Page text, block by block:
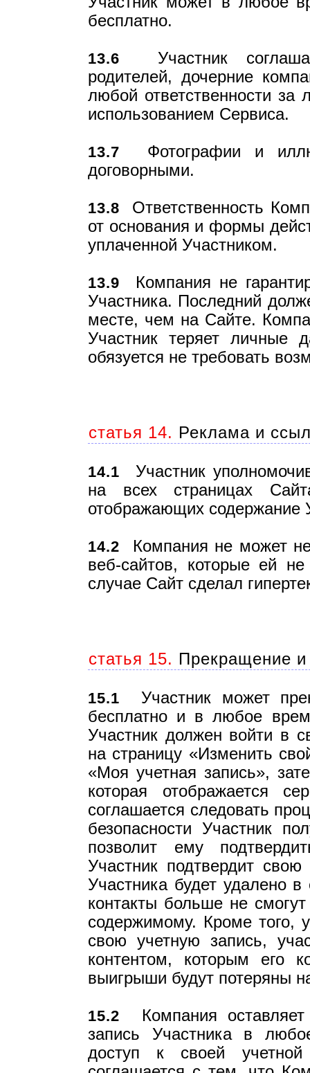
бесплатно.
13.6 Участник
родителей, дочерние
любой ответственности
использованием Сервиса.
13.7 Фотографии и
договорными.
13.8 Ответственность
от основания и формы
уплаченной Участником.
13.9 Компания не
Участника. Последний
месте, чем на Сайте.
Участник теряет личные
обязуется не требовать
статья 14. Реклама и
14.1 Участник
на всех страницах
отображающих содержание
14.2 Компания не может
веб-сайтов, которые ей
случае Сайт сделал
статья 15. Прекращение и
15.1 Участник может
бесплатно и в любое
Участник должен войти в
на страницу «Изменить
«Моя учетная запись»,
которая отображается
соглашается следовать
безопасности Участник
позволит ему
Участник подтвердит
Участника будет удалено
контакты больше не
содержимому. Кроме того,
свою учетную запись,
контентом, которым его
выигрыши будут потеряны
15.2 Компания
запись Участника в
доступ к своей учетной